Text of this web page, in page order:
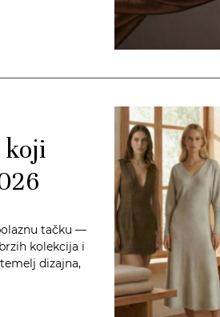
koji
tačku —
kolekcija i
dizajna,